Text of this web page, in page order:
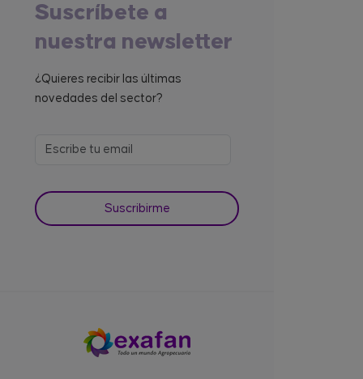
Suscríbete a
nuestra newsletter
¿Quieres recibir las últimas
novedades del sector?